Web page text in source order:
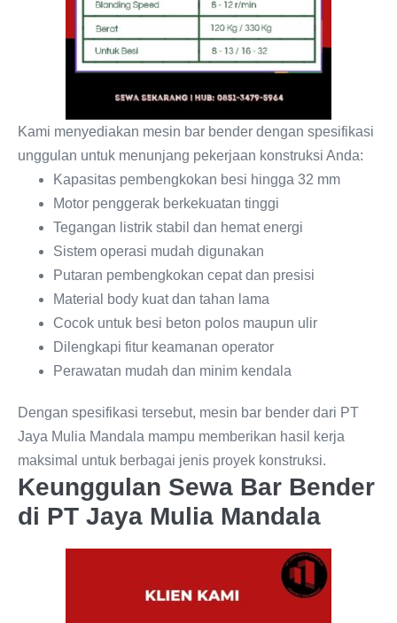
Kami menyediakan mesin bar bender dengan spesifikasi
unggulan untuk menunjang pekerjaan konstruksi Anda:
Kapasitas pembengkokan besi hingga 32 mm
Motor penggerak berkekuatan tinggi
Tegangan listrik stabil dan hemat energi
Sistem operasi mudah digunakan
Putaran pembengkokan cepat dan presisi
Material body kuat dan tahan lama
Cocok untuk besi beton polos maupun ulir
Dilengkapi fitur keamanan operator
Perawatan mudah dan minim kendala
Dengan spesifikasi tersebut, mesin bar bender dari PT
Jaya Mulia Mandala mampu memberikan hasil kerja
maksimal untuk berbagai jenis proyek konstruksi.
Keunggulan Sewa Bar Bender
di PT Jaya Mulia Mandala